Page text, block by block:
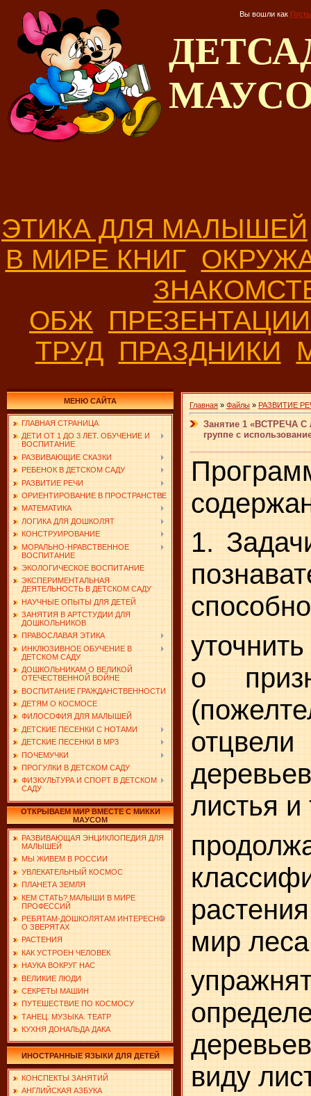
Вы вошли как Гость
ЭТИКА ДЛЯ МАЛЫШЕЙ
В МИРЕ КНИГ
ОБЖ
ТРУД ПРАЗДНИКИ
МЕНЮ САЙТА
ГЛАВНАЯ СТРАНИЦА
ДЕТИ ОТ 1 ДО 3 ЛЕТ. ОБУЧЕНИЕ И
ВОСПИТАНИЕ
РАЗВИВАЮЩИЕ СКАЗКИ
РЕБЕНОК В ДЕТСКОМ САДУ
РАЗВИТИЕ РЕЧИ
ОРИЕНТИРОВАНИЕ В ПРОСТРАНСТВЕ
МАТЕМАТИКА
ЛОГИКА ДЛЯ ДОШКОЛЯТ
КОНСТРУИРОВАНИЕ
МОРАЛЬНО-НРАВСТВЕННОЕ
ВОСПИТАНИЕ
ЭКОЛОГИЧЕСКОЕ ВОСПИТАНИЕ
ЭКСПЕРИМЕНТАЛЬНАЯ
ДЕЯТЕЛЬНОСТЬ В ДЕТСКОМ САДУ
НАУЧНЫЕ ОПЫТЫ ДЛЯ ДЕТЕЙ
ЗАНЯТИЯ В АРТСТУДИИ ДЛЯ
ДОШКОЛЬНИКОВ
ПРАВОСЛАВАЯ ЭТИКА
ИНКЛЮЗИВНОЕ ОБУЧЕНИЕ В
ДЕТСКОМ САДУ
ДОШКОЛЬНИКАМ О ВЕЛИКОЙ
ОТЕЧЕСТВЕННОЙ ВОЙНЕ
ВОСПИТАНИЕ ГРАЖДАНСТВЕННОСТИ
ДЕТЯМ О КОСМОСЕ
ФИЛОСОФИЯ ДЛЯ МАЛЫШЕЙ
ДЕТСКИЕ ПЕСЕНКИ С НОТАМИ
ДЕТСКИЕ ПЕСЕНКИ В MP3
ПОЧЕМУЧКИ
ПРОГУЛКИ В ДЕТСКОМ САДУ
ФИЗКУЛЬТУРА И СПОРТ В ДЕТСКОМ
САДУ
ОТКРЫВАЕМ МИР ВМЕСТЕ С МИККИ
МАУСОМ
РАЗВИВАЮЩАЯ ЭНЦИКЛОПЕДИЯ ДЛЯ
МАЛЫШЕЙ
МЫ ЖИВЕМ В РОССИИ
УВЛЕКАТЕЛЬНЫЙ КОСМОС
ПЛАНЕТА ЗЕМЛЯ
КЕМ СТАТЬ? МАЛЫШИ В МИРЕ
ПРОФЕССИЙ
РЕБЯТАМ-ДОШКОЛЯТАМ ИНТЕРЕСНО
О ЗВЕРЯТАХ
РАСТЕНИЯ
КАК УСТРОЕН ЧЕЛОВЕК
НАУКА ВОКРУГ НАС
ВЕЛИКИЕ ЛЮДИ
СЕКРЕТЫ МАШИН
ПУТЕШЕСТВИЕ ПО КОСМОСУ
ТАНЕЦ. МУЗЫКА. ТЕАТР
КУХНЯ ДОНАЛЬДА ДАКА
ИНОСТРАННЫЕ ЯЗЫКИ ДЛЯ ДЕТЕЙ
КОНСПЕКТЫ ЗАНЯТИЙ
АНГЛИЙСКАЯ АЗБУКА
Главная » Файлы » РАЗВИТИЕ
Занятие 1 «ВСТРЕЧА
группе с
1.
о
листья и
мир
виду